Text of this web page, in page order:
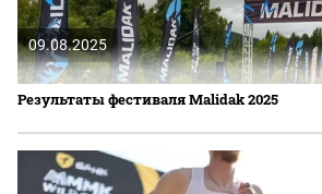
09.08.2025
Результаты фестиваля Malidak 2025